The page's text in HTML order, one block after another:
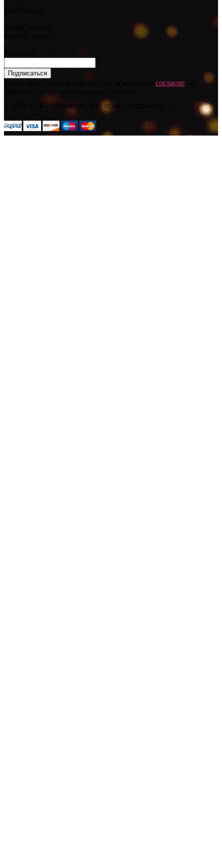
sale@4mz.ru
Skype: ooo4mz
ooo4mz-support
Рассылка
Подписаться
Продолжая пользование сайтом, я выражаюсогласиена
обработку моих персональных данных.
© 2021 ООО "Формоза". Все права защищены.